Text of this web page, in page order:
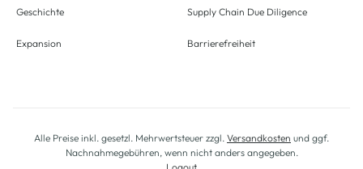
Geschichte
Expansion
Supply Chain Due Diligence
Barrierefreiheit
Alle Preise inkl. gesetzl. Mehrwertsteuer zzgl. Versandkosten und ggf.
Nachnahmegebühren, wenn nicht anders angegeben.